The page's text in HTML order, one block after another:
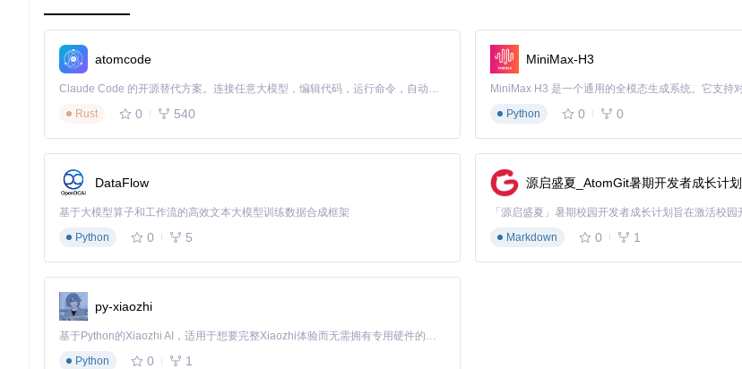
atomcode
Claude Code 的开源替代方案。连接任意大模型，编辑代码，运行命令，自动验证 — 全自动执行。用 Rust 构建，极致性能。 ｜ An open-source alternative to Claude Code. Connect any LLM, edit code, run commands, and verify changes — autonomously. Built in Rust for speed. Get Started
Rust
0 540
MiniMax-H3
Python
0 0
DataFlow
基于大模型算子和工作流的高效文本大模型训练数据合成框架
Python
0 5
源启盛夏_AtomGit暑期开发者成长计划
Markdown
0 1
py-xiaozhi
基于Python的Xiaozhi AI，适用于想要完整Xiaozhi体验而无需拥有专用硬件的用户。
Python
0 1